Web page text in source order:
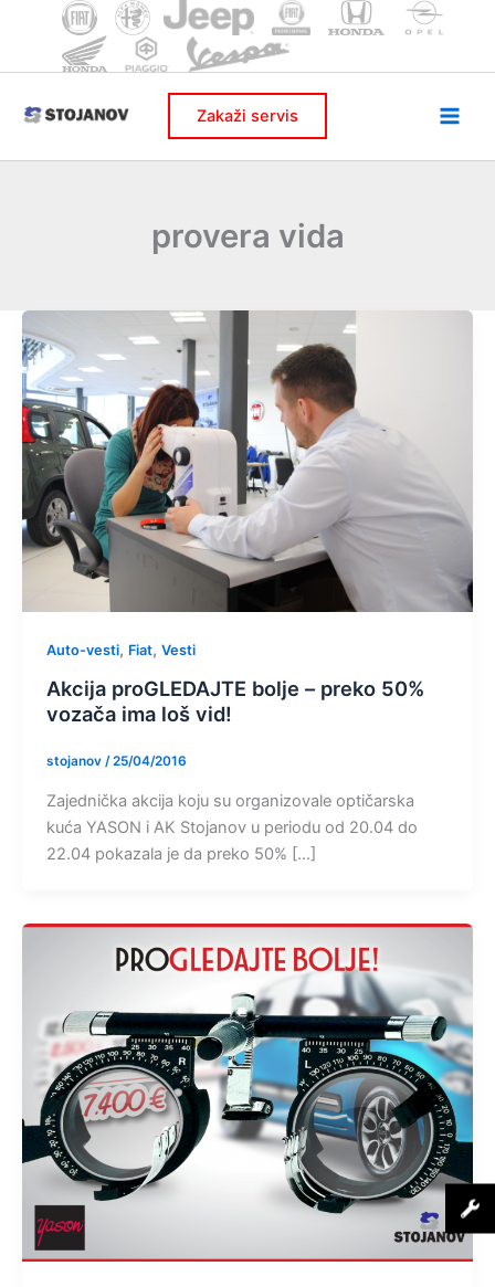
Zakaži servis
provera vida
Auto-vesti, Fiat, Vesti
Akcija proGLEDAJTE bolje – preko 50%
vozača ima loš vid!
stojanov /25/04/2016
Zajednička akcija koju su organizovale optičarska
kuća YASON i AK Stojanov u periodu od 20.04 do
22.04 pokazala je da preko 50% […]